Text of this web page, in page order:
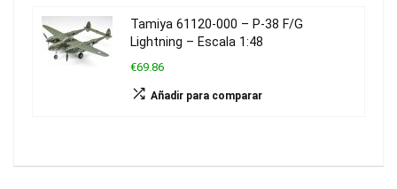
Tamiya 61120-000 – P-38 F/G
Lightning – Escala 1:48
€69.86
Añadir para comparar